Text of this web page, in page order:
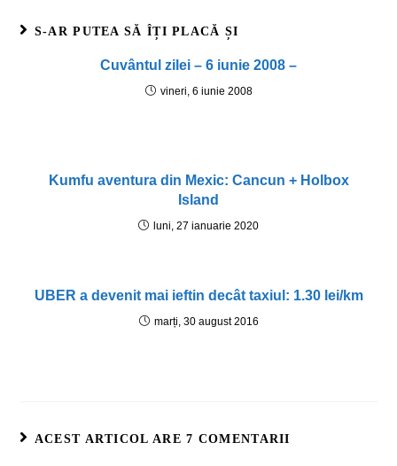
S-AR PUTEA SĂ ÎȚI PLACĂ ȘI
Cuvântul zilei – 6 iunie 2008 –
vineri, 6 iunie 2008
Kumfu aventura din Mexic: Cancun + Holbox
Island
luni, 27 ianuarie 2020
UBER a devenit mai ieftin decât taxiul: 1.30 lei/km
marți, 30 august 2016
ACEST ARTICOL ARE 7 COMENTARII